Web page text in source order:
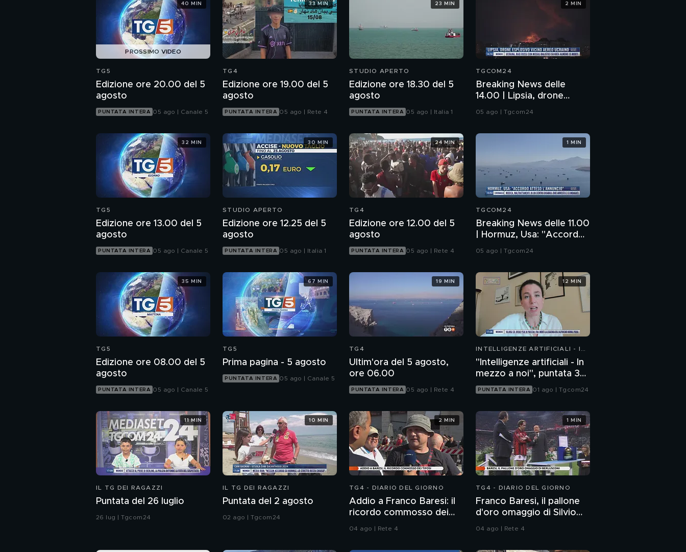
PROSSIMO VIDEO
TG5
Edizione ore 20.00 del 5
agosto
PUNTATA INTERA 05 ago | Canale 5
40 MIN
TG4
Edizione ore 19.00 del 5
agosto
PUNTATA INTERA 05 ago | Rete 4
33 MIN
STUDIO APERTO
Edizione ore 18.30 del 5
agosto
PUNTATA INTERA 05 ago | Italia 1
23 MIN
TGCOM24
Breaking News delle
14.00 | Lipsia, drone
esplosivo vicino aereo
05 ago | Tgcom24
2 MIN
TG5
Edizione ore 13.00 del 5
agosto
PUNTATA INTERA 05 ago | Canale 5
32 MIN
STUDIO APERTO
Edizione ore 12.25 del 5
agosto
PUNTATA INTERA 05 ago | Italia 1
30 MIN
TG4
Edizione ore 12.00 del 5
agosto
PUNTATA INTERA 05 ago | Rete 4
24 MIN
TGCOM24
Breaking News delle 11.00
| Hormuz, Usa: "Accordo
atteso l'annuncio"
05 ago | Tgcom24
1 MIN
TG5
Edizione ore 08.00 del 5
agosto
PUNTATA INTERA 05 ago | Canale 5
35 MIN
TG5
Prima pagina - 5 agosto
PUNTATA INTERA 05 ago | Canale 5
67 MIN
TG4
Ultim'ora del 5 agosto,
ore 06.00
PUNTATA INTERA 05 ago | Rete 4
19 MIN
INTELLIGENZE ARTIFICIALI - IN
"Intelligenze artificiali - In
mezzo a noi", puntata 36:
chatbot emotivi e minori
PUNTATA INTERA 01 ago | Tgcom24
12 MIN
IL TG DEI RAGAZZI
Puntata del 26 luglio
26 lug | Tgcom24
11 MIN
IL TG DEI RAGAZZI
Puntata del 2 agosto
02 ago | Tgcom24
10 MIN
TG4 - DIARIO DEL GIORNO
Addio a Franco Baresi: il
ricordo commosso dei
04 ago | Rete 4
2 MIN
TG4 - DIARIO DEL GIORNO
Franco Baresi, il pallone
d'oro omaggio di Silvio
Berlusconi
04 ago | Rete 4
1 MIN